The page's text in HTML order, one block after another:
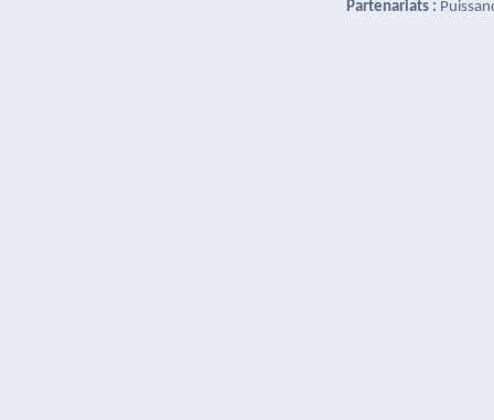
Partenariats :